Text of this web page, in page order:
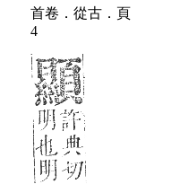
首卷．從古．頁
4